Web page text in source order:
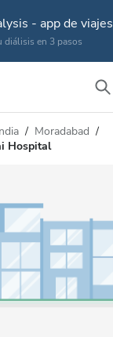
- app de viajes
diálisis en 3 pasos
Moradabad
Hospital